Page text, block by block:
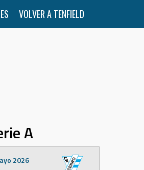
VOLVER A TENFIELD
A
2026